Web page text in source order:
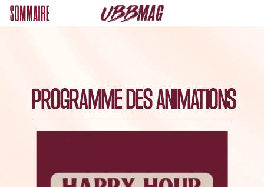
PROGRAMME DESANIMATIONS